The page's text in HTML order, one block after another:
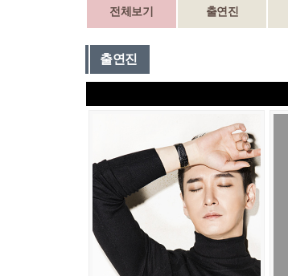
전체보기 출연진
출연진